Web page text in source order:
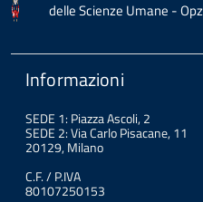
delle Scienze Umane -
Informazioni
SEDE 1: Piazza Ascoli, 2
SEDE 2: Via Carlo Pisacane, 11
20129, Milano
C.F. / P.IVA
80107250153